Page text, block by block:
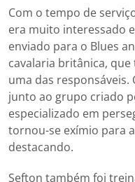
Com o tempo de
era muito interessado
enviado para o Blues
cavalaria britânica, que
uma das
junto ao grupo criado
especializado em
tornou-se exímio para
destacando.
Sefton também foi